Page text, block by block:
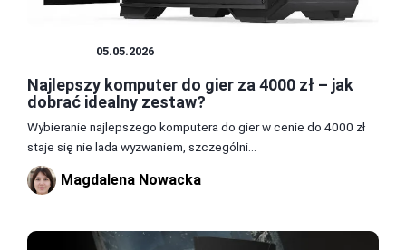
05.05.2026
Najlepszy komputer do gier za 4000 zł – jak
dobrać idealny zestaw?
Wybieranie najlepszego komputera do gier w cenie do 4000 zł
staje się nie lada wyzwaniem, szczególni...
Magdalena Nowacka